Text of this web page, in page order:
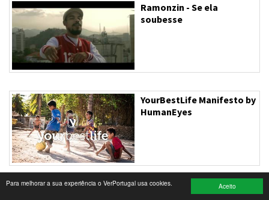
Aceito
Para melhorar a sua experiência o VerPortugal usa cookies.
Electrónica e Informática
Saúde
Banca e Seguros
Ciência e Investigação
Cinema
Multimédia
Sugestões
Ramonzin - Se ela
soubesse
YourBestLife Manifesto by
HumanEyes
Orquestra Bamba Social &